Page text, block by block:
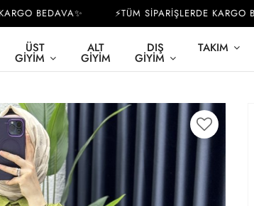
BEDAVA✨ ⚡TÜM SİPARİŞLERDE KARGO
ÜST
GIYIM
ALT
GIYIM
DIŞ
GIYIM
TAKIM